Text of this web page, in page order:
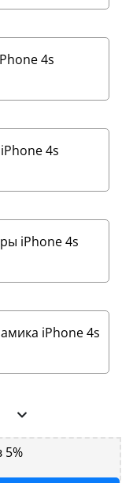
4s
4s
iPhone 4s
iPhone 4s
5%